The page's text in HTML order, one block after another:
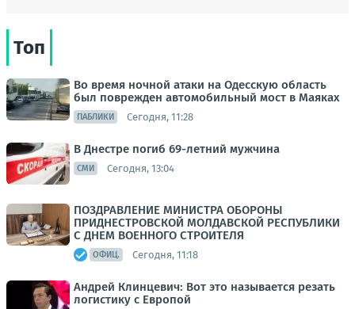
Топ
Во время ночной атаки на Одесскую область
был поврежден автомобильный мост в Маяках
ПАБЛИКИ Сегодня, 11:28
В Днестре погиб 69-летний мужчина
СМИ Сегодня, 13:04
ПОЗДРАВЛЕНИЕ МИНИСТРА ОБОРОНЫ
ПРИДНЕСТРОВСКОЙ МОЛДАВСКОЙ РЕСПУБЛИКИ
С ДНЕМ ВОЕННОГО СТРОИТЕЛЯ
ОФИЦ. Сегодня, 11:18
Андрей Клинцевич: Вот это называется резать
логистику с Европой